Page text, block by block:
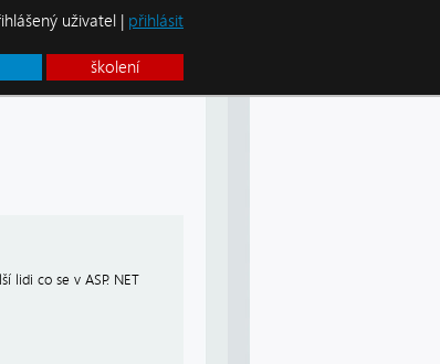
školení
uživatel | přihlásit
lidi co se v ASP. NET